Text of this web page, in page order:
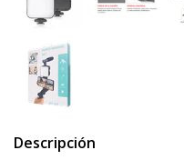
Descripción